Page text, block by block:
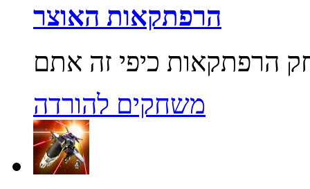
הרפתקאות האוצר
משחקים להורדה